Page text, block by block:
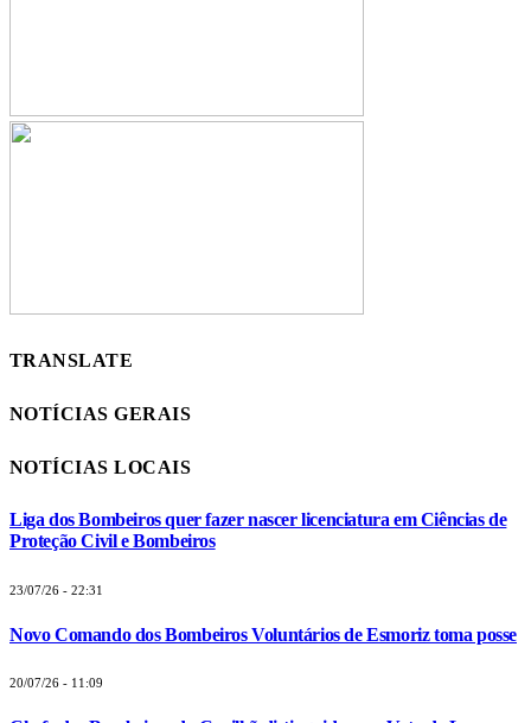
TRANSLATE
NOTÍCIAS GERAIS
NOTÍCIAS LOCAIS
Liga dos Bombeiros quer fazer nascer licenciatura em Ciências de
Proteção Civil e Bombeiros
23/07/26 - 22:31
Novo Comando dos Bombeiros Voluntários de Esmoriz toma posse
20/07/26 - 11:09